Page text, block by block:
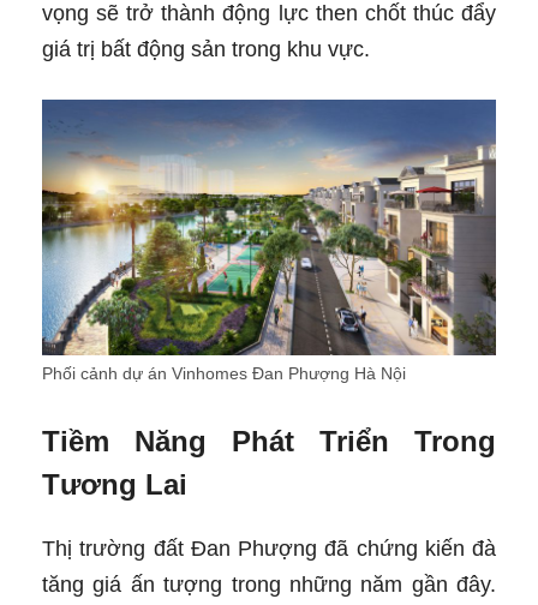
vọng sẽ trở thành động lực then chốt thúc đẩy
giá trị bất động sản trong khu vực.
Phối cảnh dự án Vinhomes Đan Phượng Hà Nội
Tiềm Năng Phát Triển Trong
Tương Lai
Thị trường đất Đan Phượng đã chứng kiến đà
tăng giá ấn tượng trong những năm gần đây.